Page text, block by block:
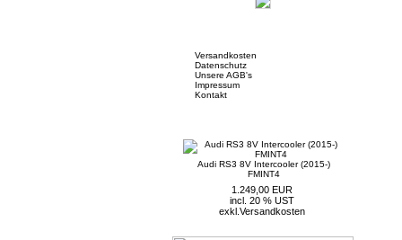
Versandkosten
Datenschutz
Unsere AGB's
Impressum
Kontakt
Audi RS3 8V Intercooler (2015-)
FMINT4
1.249,00 EUR
incl. 20 % UST
exkl. Versandkosten